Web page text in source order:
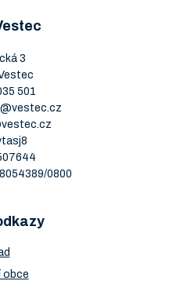
3
501
0800
obce